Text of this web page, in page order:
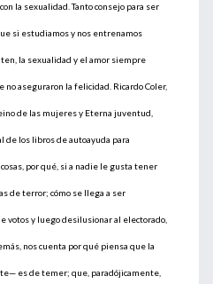
la sexualidad. Tanto consejo para ser
si estudiamos y nos entrenamos
la sexualidad y el amor siempre
aseguraron la felicidad. Ricardo Coler,
de las mujeres y Eterna juventud,
los libros de autoayuda para
por qué, si a nadie le gusta tener
de terror; cómo se llega a ser
votos y luego desilusionar al electorado,
nos cuenta por qué piensa que la
es de temer; que, paradójicamente,